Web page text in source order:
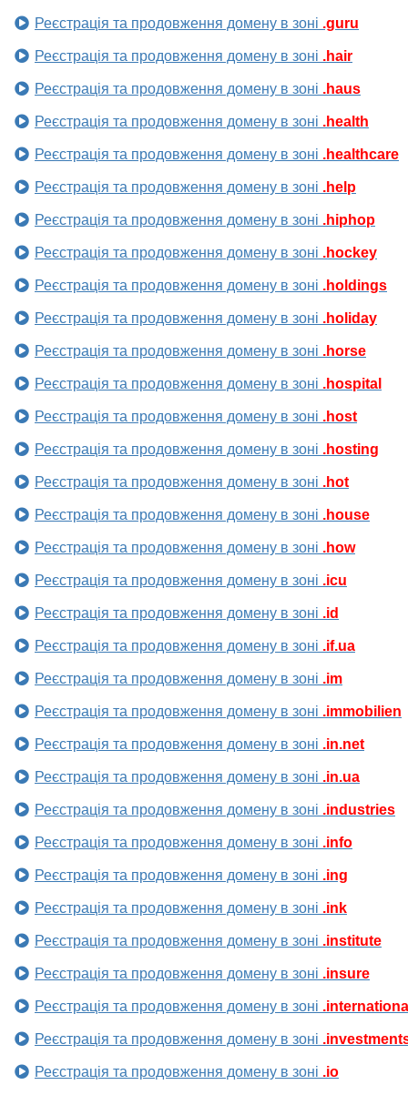
Реєстрація та продовження домену в зоні .guru
Реєстрація та продовження домену в зоні .hair
Реєстрація та продовження домену в зоні .haus
Реєстрація та продовження домену в зоні .health
Реєстрація та продовження домену в зоні .healthcare
Реєстрація та продовження домену в зоні .help
Реєстрація та продовження домену в зоні .hiphop
Реєстрація та продовження домену в зоні .hockey
Реєстрація та продовження домену в зоні .holdings
Реєстрація та продовження домену в зоні .holiday
Реєстрація та продовження домену в зоні .horse
Реєстрація та продовження домену в зоні .hospital
Реєстрація та продовження домену в зоні .host
Реєстрація та продовження домену в зоні .hosting
Реєстрація та продовження домену в зоні .hot
Реєстрація та продовження домену в зоні .house
Реєстрація та продовження домену в зоні .how
Реєстрація та продовження домену в зоні .icu
Реєстрація та продовження домену в зоні .id
Реєстрація та продовження домену в зоні .if.ua
Реєстрація та продовження домену в зоні .im
Реєстрація та продовження домену в зоні .immobilien
Реєстрація та продовження домену в зоні .in.net
Реєстрація та продовження домену в зоні .in.ua
Реєстрація та продовження домену в зоні .industries
Реєстрація та продовження домену в зоні .info
Реєстрація та продовження домену в зоні .ing
Реєстрація та продовження домену в зоні .ink
Реєстрація та продовження домену в зоні .institute
Реєстрація та продовження домену в зоні .insure
Реєстрація та продовження домену в зоні
Реєстрація та продовження домену в зоні
Реєстрація та продовження домену в зоні .io